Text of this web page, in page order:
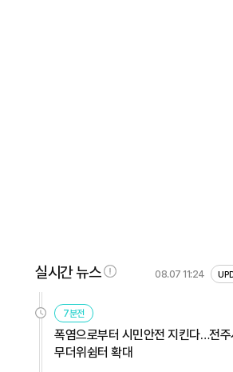
실시간 뉴스 08.07 11:24
7분전
폭염으로부터 시민안전 지킨다…전주
무더위쉼터 확대